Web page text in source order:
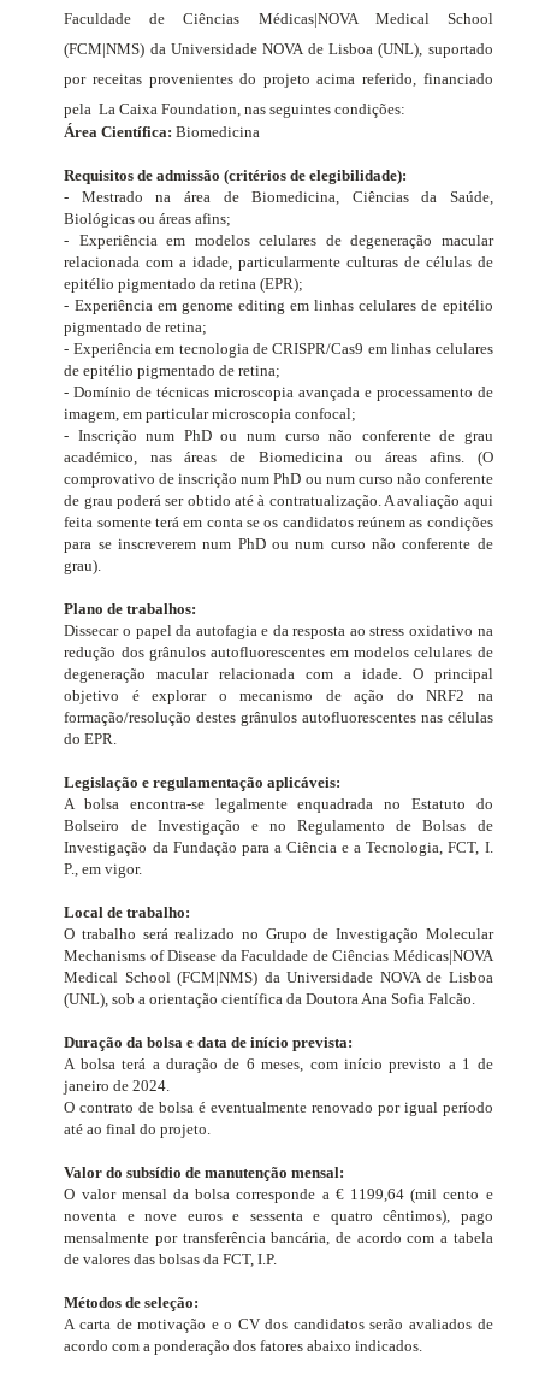
Faculdade de Ciências Médicas|NOVA Medical School
(FCM|NMS) da Universidade NOVA de Lisboa (UNL), suportado
por receitas provenientes do projeto acima referido, financiado
pela La Caixa Foundation, nas seguintes condições:
Área Científica:Biomedicina
Requisitos de admissão (critérios de elegibilidade):
- Mestrado na área de Biomedicina, Ciências da Saúde,
Biológicas ou áreas afins;
- Experiência em modelos celulares de degeneração macular
relacionada com a idade, particularmente culturas de células de
epitélio pigmentado da retina (EPR);
- Experiência em genome editing em linhas celulares de epitélio
pigmentado de retina;
- Experiência em tecnologia de CRISPR/Cas9 em linhas celulares
de epitélio pigmentado de retina;
- Domínio de técnicas microscopia avançada e processamento de
imagem, em particular microscopia confocal;
- Inscrição num PhD ou num curso não conferente de grau
académico, nas áreas de Biomedicina ou áreas afins. (O
comprovativo de inscrição num PhD ou num curso não conferente
de grau poderá ser obtido até à contratualização. A avaliação aqui
feita somente terá em conta se os candidatos reúnem as condições
para se inscreverem num PhD ou num curso não conferente de
grau).
Plano de trabalhos:
Dissecar o papel da autofagia e da resposta ao stress oxidativo na
redução dos grânulos autofluorescentes em modelos celulares de
degeneração macular relacionada com a idade. O principal
objetivo é explorar o mecanismo de ação do NRF2 na
formação/resolução destes grânulos autofluorescentes nas células
do EPR.
Legislação e regulamentação aplicáveis:
A bolsa encontra-se legalmente enquadrada no Estatuto do
Bolseiro de Investigação e no Regulamento de Bolsas de
Investigação da Fundação para a Ciência e a Tecnologia, FCT, I.
P., em vigor.
Local de trabalho:
O trabalho será realizado no Grupo de Investigação Molecular
Mechanisms of Disease da Faculdade de Ciências Médicas|NOVA
Medical School (FCM|NMS) da Universidade NOVA de Lisboa
(UNL), sob a orientação científica da Doutora Ana Sofia Falcão.
Duração da bolsa e data de início prevista:
A bolsa terá a duração de 6 meses, com início previsto a 1 de
janeiro de 2024.
O contrato de bolsa é eventualmente renovado por igual período
até ao final do projeto.
Valor do subsídio de manutenção mensal:
O valor mensal da bolsa corresponde a € 1199,64 (mil cento e
noventa e nove euros e sessenta e quatro cêntimos), pago
mensalmente por transferência bancária, de acordo com a tabela
de valores das bolsas da FCT, I.P.
Métodos de seleção:
A carta de motivação e o CV dos candidatos serão avaliados de
acordo com a ponderação dos fatores abaixo indicados.